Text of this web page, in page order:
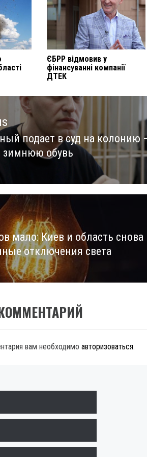
ЄБРР відмовив у
фінансуванні компанії
ДТЕК
подает в суд на колонию
зимнюю обувь
мало: Киев и область снова
отключения света
вам необходимо авторизоваться.